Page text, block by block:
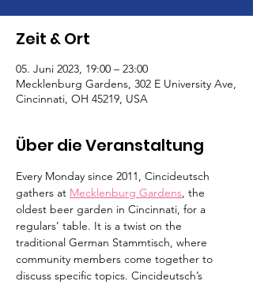
Zeit & Ort
05. Juni 2023, 19:00 – 23:00
Mecklenburg Gardens, 302 E University Ave,
Cincinnati, OH 45219, USA
Über die Veranstaltung
Every Monday since 2011, Cincideutsch
gathers at Mecklenburg Gardens, the
oldest beer garden in Cincinnati, for a
regulars’ table. It is a twist on the
traditional German Stammtisch, where
community members come together to
discuss specific topics. Cincideutsch’s